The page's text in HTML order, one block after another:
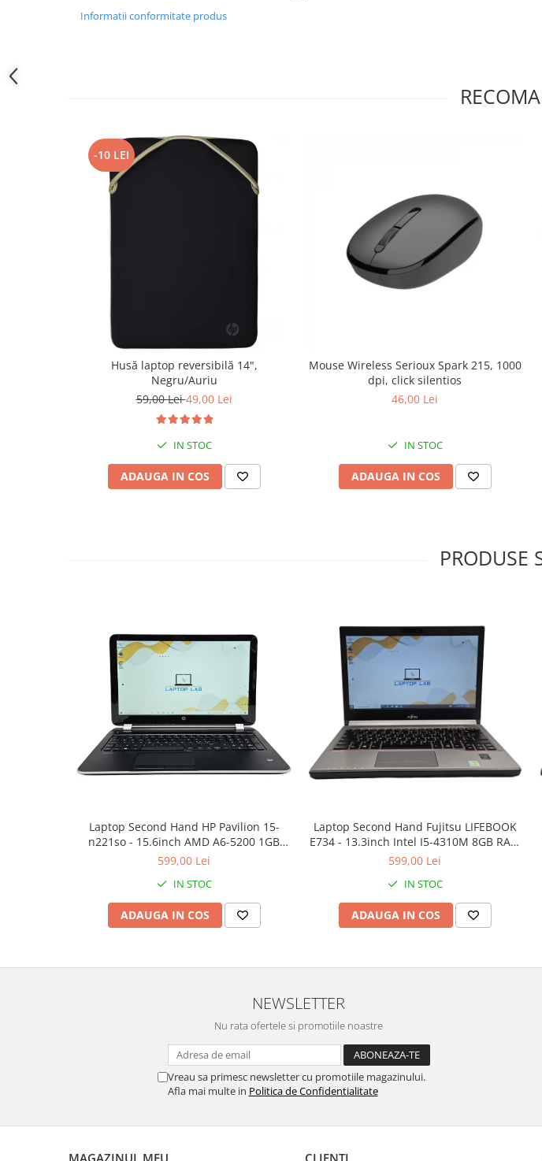
Informatii conformitate produs
-10 LEI
Husă laptop reversibilă 14",
Negru/Auriu
59,00 Lei49,00 Lei
IN STOC
ADAUGA IN COS
Mouse Wireless Serioux Spark 215, 1000
dpi, click silentios
46,00 Lei
IN STOC
ADAUGA IN COS
PRODUSE
Laptop Second Hand HP Pavilion 15-
n221so - 15.6inch AMD A6-5200 1GB
AMD Radeon 8600M 8GB RAM 1000GB
599,00 Lei
IN STOC
ADAUGA IN COS
Laptop Second Hand Fujitsu LIFEBOOK
E734 - 13.3inch Intel I5-4310M 8GB RAM
128GB SSD Windows 10 Refurbished
599,00 Lei
IN STOC
ADAUGA IN COS
NEWSLETTER
Nu rata ofertele si promotiile noastre
Vreau sa primesc newsletter cu promotiile magazinului.
Afla mai multe in Politica de Confidentialitate